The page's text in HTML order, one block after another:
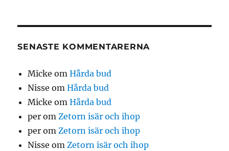
SENASTE KOMMENTARERNA
Micke omHårda bud
Nisse omHårda bud
Micke omHårda bud
per omZetorn isär och ihop
per omZetorn isär och ihop
Nisse omZetorn isär och ihop